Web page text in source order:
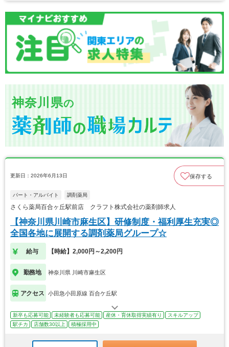
神奈川県の
更新日：2026年6月13日 保存する
パート・アルバイト 調剤薬局
さくら薬局百合ヶ丘駅前店 クラフト株式会社の薬剤師求人
【神奈川県川崎市麻生区】研修制度・福利厚生充実◎
全国各地に展開する調剤薬局グループ☆
給与 【時給】2,000円～2,200円
勤務地 神奈川県 川崎市麻生区
アクセス 小田急小田原線 百合ケ丘駅
新卒も応募可能 未経験者も応募可能 産休・育休取得実績有り
スキルアップ
駅チカ
店舗数30以上 積極採用中